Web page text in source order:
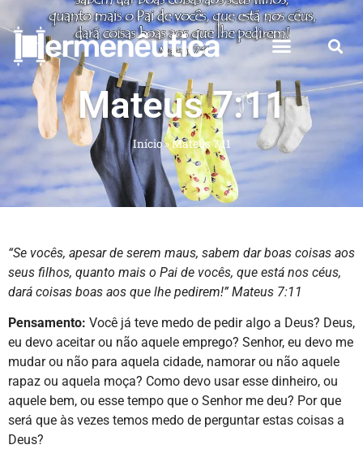
Mateus 7:11
Início»Mateus 7:11
“Se vocês, apesar de serem maus, sabem dar boas coisas aos
seus filhos, quanto mais o Pai de vocês, que está nos céus,
dará coisas boas aos que lhe pedirem!” Mateus 7:11
Pensamento: Você já teve medo de pedir algo a Deus? Deus,
eu devo aceitar ou não aquele emprego? Senhor, eu devo me
mudar ou não para aquela cidade, namorar ou não aquele
rapaz ou aquela moça? Como devo usar esse dinheiro, ou
aquele bem, ou esse tempo que o Senhor me deu? Por que
será que às vezes temos medo de perguntar estas coisas a
Deus?